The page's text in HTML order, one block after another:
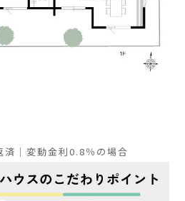
｜変動金利0.8％の場合